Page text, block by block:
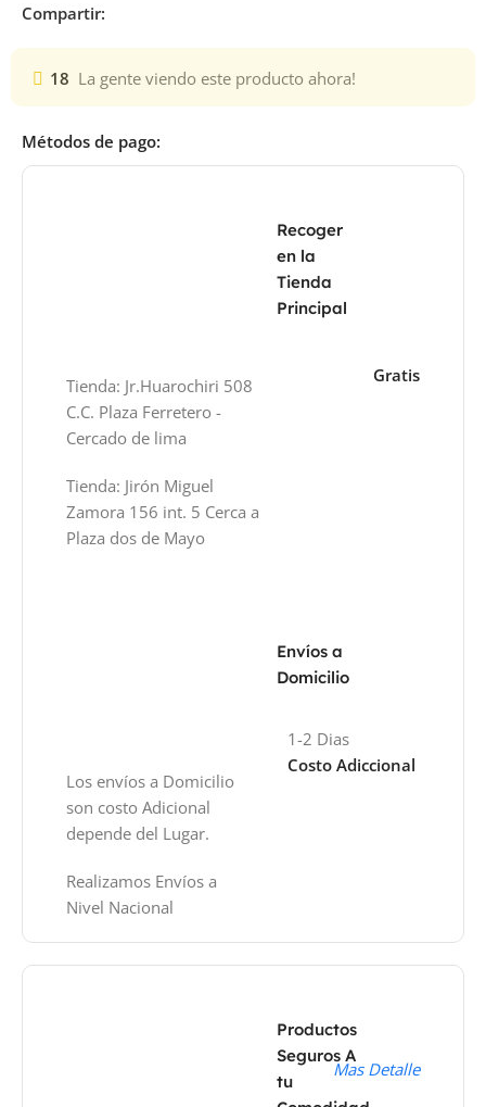
Compartir:
18 La gente viendo este producto ahora!
Métodos de pago:
Recoger
en la
Tienda
Principal
Tienda: Jr.Huarochiri 508
C.C. Plaza Ferretero -
Cercado de lima
Tienda: Jirón Miguel
Zamora 156 int. 5 Cerca a
Plaza dos de Mayo
Gratis
Envíos a
Domicilio
Los envíos a Domicilio
son costo Adicional
depende del Lugar.
Realizamos Envíos a
Nivel Nacional
1-2 Dias
Costo Adiccional
Productos
Seguros A
tu
Mas Detalle